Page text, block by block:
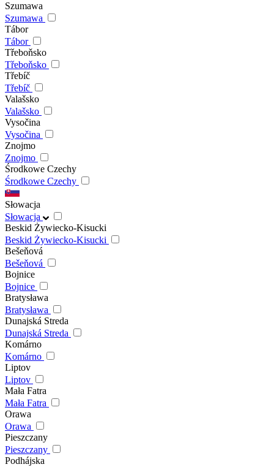
Szumawa
Szumawa
Tábor
Tábor
Třeboňsko
Třeboňsko
Třebíč
Třebíč
Valašsko
Valašsko
Vysočina
Vysočina
Znojmo
Znojmo
Środkowe Czechy
Środkowe Czechy
Słowacja
Słowacja
Beskid Żywiecko-Kisucki
Beskid Żywiecko-Kisucki
Bešeňová
Bešeňová
Bojnice
Bojnice
Bratysława
Bratysława
Dunajská Streda
Dunajská Streda
Komárno
Komárno
Liptov
Liptov
Mała Fatra
Mała Fatra
Orawa
Orawa
Pieszczany
Pieszczany
Podhájska